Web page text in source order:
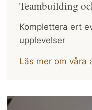
Teambuilding
Komplettera ert
upplevelser
Läs mer om våra